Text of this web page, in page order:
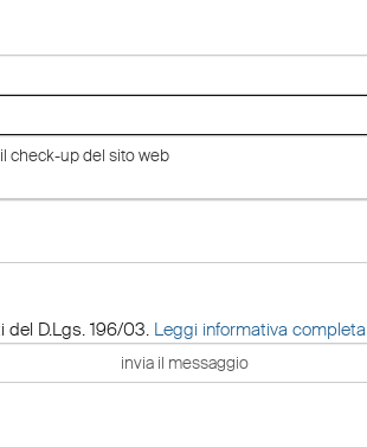
D.Lgs. 196/03. Leggi informativa completa